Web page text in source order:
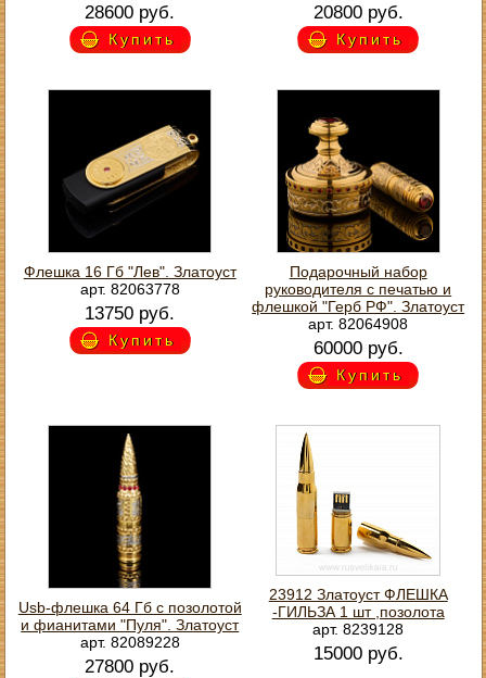
28600 руб.
Купить
20800 руб.
Купить
Флешка 16 Гб "Лев". Златоуст
арт. 82063778
13750 руб.
Купить
Подарочный набор
руководителя с печатью и
флешкой "Герб РФ". Златоуст
арт. 82064908
60000 руб.
Купить
Usb-флешка 64 Гб с позолотой
и фианитами "Пуля". Златоуст
арт. 82089228
27800 руб.
23912 Златоуст ФЛЕШКА
-ГИЛЬЗА 1 шт ,позолота
арт. 8239128
15000 руб.